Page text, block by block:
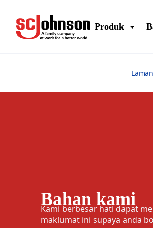
Produk
Bahan kami
Kami berbesar hati dapat
maklumat ini supaya anda